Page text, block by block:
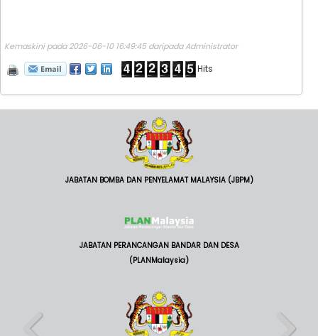
Kemaskini pada 2026-06-10 16:49:45 daripada Administrator
Hits
JABATAN BOMBA DAN PENYELAMAT MALAYSIA (JBPM)
JABATAN PERANCANGAN BANDAR DAN DESA
(PLANMalaysia)